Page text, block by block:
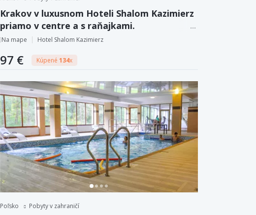
Krakov v luxusnom Hoteli Shalom Kazimierz
priamo v centre a s raňajkami.
Na mape Hotel Shalom Kazimierz
97 € Kúpené 134x
Poľsko Pobyty v zahraničí